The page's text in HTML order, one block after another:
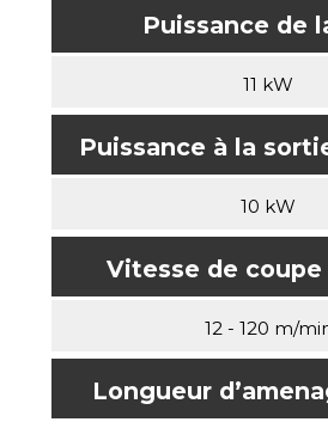
Puissance de
11 kW
Puissance à la
10 kW
Vitesse de
12 - 120 m/
Longueur